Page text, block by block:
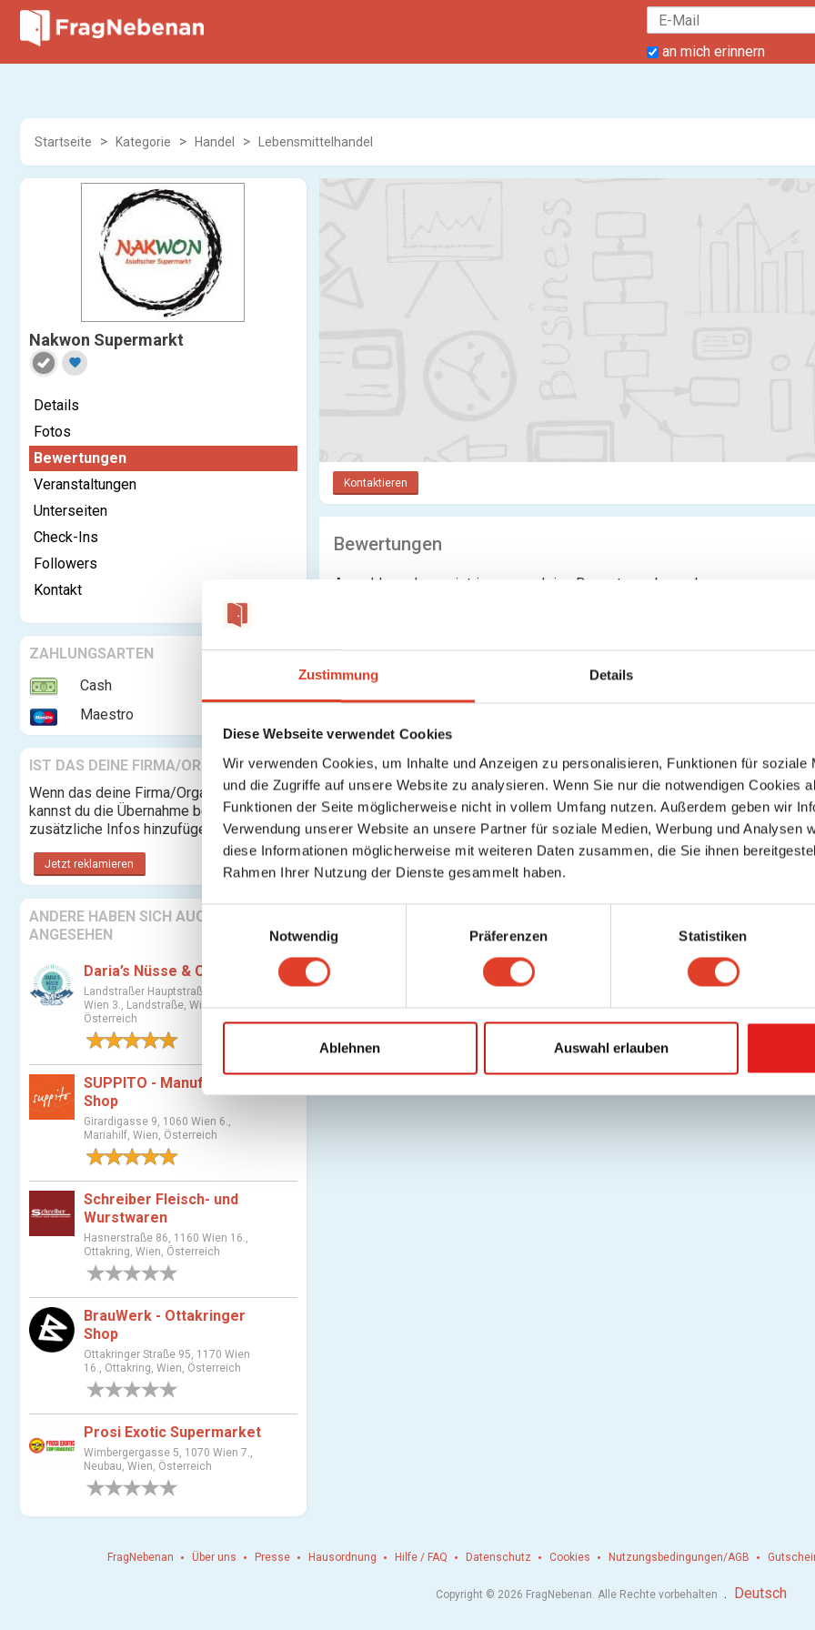
Zustimmung Details
Diese Webseite verwendet Cookies
Wir verwenden Cookies, um Inhalte und Anzeigen zu personalisieren, Funktionen für soziale
und die Zugriffe auf unsere Website zu analysieren. Wenn Sie nur die notwendigen Cookies
Funktionen der Seite möglicherweise nicht in vollem Umfang nutzen. Außerdem geben wir
Verwendung unserer Website an unsere Partner für soziale Medien, Werbung und Analysen
diese Informationen möglicherweise mit weiteren Daten zusammen, die Sie ihnen
Rahmen Ihrer Nutzung der Dienste gesammelt haben.
E
w
i
g
n
a
s
Notwendig Präferenzen Statistiken
Ablehnen Auswahl erlauben
an mich erinnern
Startseite Kategorie Handel Lebensmittelhandel
Nakwon Supermarkt
favorite
Details
Fotos
Bewertungen
Veranstaltungen
Unterseiten
Check-Ins
Followers
Kontakt
ZAHLUNGSARTEN
Cash
Maestro
IST DAS DEINE FIRMA/ORGANISATION?
Wenn das deine Firma/Organisation ist,
kannst du die Übernahme beantragen und
zusätzliche Infos hinzufügen.
Jetzt reklamieren
ANDERE HABEN SICH AUCH
ANGESEHEN
Daria’s Nüsse & Co
Landstraßer Hauptstraße 81, 1030
Wien 3., Landstraße, Wien,
Österreich
SUPPITO - Manufaktur &
Shop
Girardigasse 9, 1060 Wien 6.,
Mariahilf, Wien, Österreich
Schreiber Fleisch- und
Wurstwaren
Hasnerstraße 86, 1160 Wien 16.,
Ottakring, Wien, Österreich
BrauWerk - Ottakringer
Shop
Ottakringer Straße 95, 1170 Wien
16., Ottakring, Wien, Österreich
Prosi Exotic Supermarket
Wimbergergasse 5, 1070 Wien 7.,
Neubau, Wien, Österreich
Kontaktieren
Bewertungen
Anmelden oder registrieren, um deine Bewertung abzugeben
FragNebenan Über uns Presse Hausordnung Hilfe / FAQ Datenschutz Cookies Nutzungsbedingungen/AGB
Copyright © 2026 FragNebenan. Alle Rechte vorbehalten . Deutsch